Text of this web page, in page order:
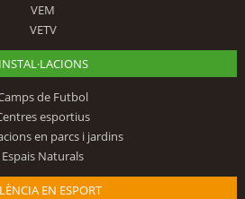
VEM
VETV
INSTAL·LACIONS
de Futbol
esportius
en parcs i jardins
Espais Naturals
EN ESPORT